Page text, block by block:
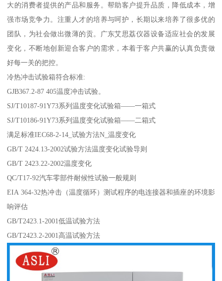
大的消费者提供的产品和服务。帮助客户提升品质，降低成本，增
强市场竞争力。注重人才的培养与呵护，长期以来培养了很多优的
团队，为社会做出微薄的贡。广东艾思荔仪器设备适应社会的发展
变化，不断地创新迎合客户的需求，本着于客户共赢的认真负责做
好每一关的把控。
冷热冲击试验箱符合标准:
GJB367.2-87 405温度冲击试验。
SJ/T10187-91Y73系列温度变化试验箱——一箱式
SJ/T10186-91Y73系列温度变化试验箱——二箱式
满足标准IEC68-2-14_试验方法N_温度变化
GB/T 2424.13-2002试验方法温度变化试验导则
GB/T 2423.22-2002温度变化
QC/T17-92汽车零部件耐候性试验一般规则
EIA 364-32热冲击（温度循环）测试程序的电连接器和插座的环境影
响评估
GB/T2423.1-2001低温试验方法
GB/T2423.2-2001高温试验方法